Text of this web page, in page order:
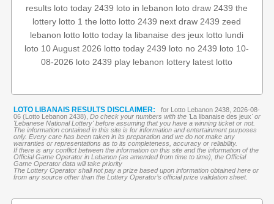
results loto today 2439 loto in lebanon loto draw 2439 the
lottery lotto 1 the lotto lotto 2439 next draw 2439 zeed
lebanon lotto lotto today la libanaise des jeux lotto lundi
loto 10 August 2026 lotto today 2439 loto no 2439 loto 10-
08-2026 loto 2439 play lebanon lottery latest lotto
LOTO LIBANAIS RESULTS DISCLAIMER:
for Lotto Lebanon 2438, 2026-08-
06 (Lotto Lebanon 2438), Do check your numbers with the 'La libanaise des jeux' or
'Lebanese National Lottery' before assuming that you have a winning ticket or not.
The information contained in this site is for information and entertainment purposes
only. Every care has been taken in its preparation and we do not make any
warranties or representations as to its completeness, accuracy or reliability.
If there is any conflict between the information on this site and the information of the
Official Game Operator in Lebanon (as amended from time to time), the Official
Game Operator data will take priority
The Lottery Operator shall not pay a prize based upon information obtained here or
from any source other than the Lottery Operator’s official prize validation sheet.